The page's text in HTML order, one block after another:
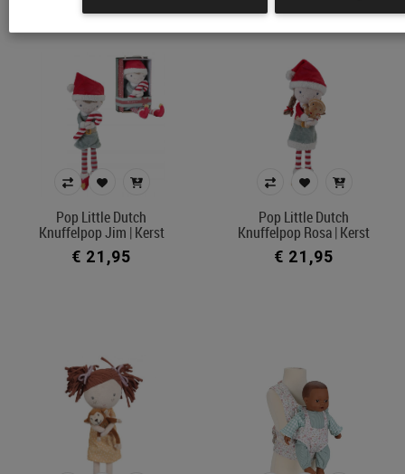
Pop Little Dutch
Knuffelpop Jim | Kerst
€ 21,95
Pop Little Dutch
Knuffelpop Rosa | Kerst
€ 21,95